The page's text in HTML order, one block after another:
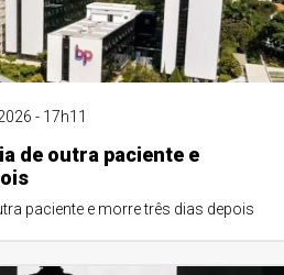
- 17h11
de outra paciente e
paciente e morre três dias depois